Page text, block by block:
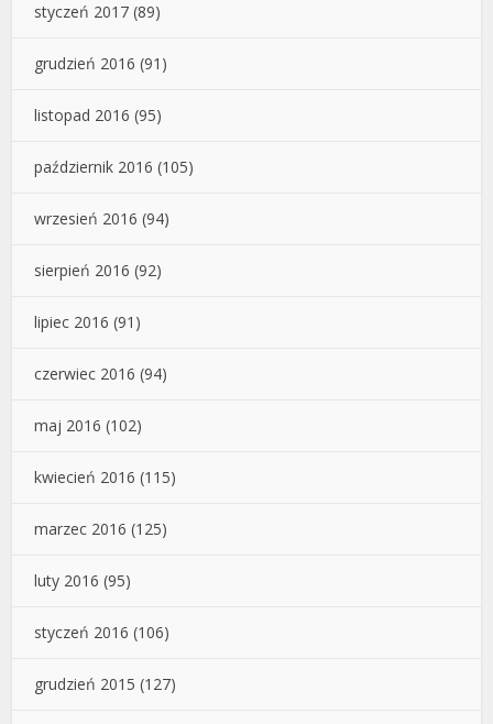
styczeń 2017 (89)
grudzień 2016 (91)
listopad 2016 (95)
październik 2016 (105)
wrzesień 2016 (94)
sierpień 2016 (92)
lipiec 2016 (91)
czerwiec 2016 (94)
maj 2016 (102)
kwiecień 2016 (115)
marzec 2016 (125)
luty 2016 (95)
styczeń 2016 (106)
grudzień 2015 (127)